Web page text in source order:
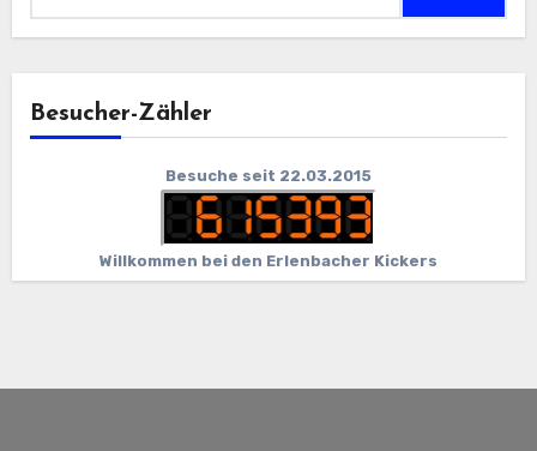
Besucher-Zähler
Besuche seit 22.03.2015
Willkommen bei den Erlenbacher Kickers